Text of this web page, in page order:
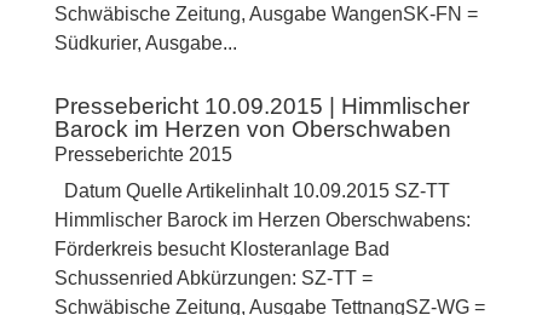
Schwäbische Zeitung, Ausgabe WangenSK-FN =
Südkurier, Ausgabe...
Pressebericht 10.09.2015 | Himmlischer
Barock im Herzen von Oberschwaben
Presseberichte 2015
Datum Quelle Artikelinhalt 10.09.2015 SZ-TT
Himmlischer Barock im Herzen Oberschwabens:
Förderkreis besucht Klosteranlage Bad
Schussenried Abkürzungen: SZ-TT =
Schwäbische Zeitung, Ausgabe TettnangSZ-WG =